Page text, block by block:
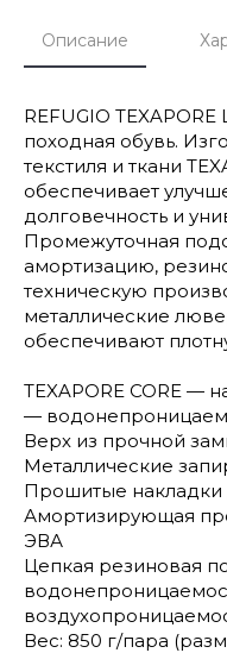
Описание
REFUGIO
походная обувь.
текстиля и ткани
обеспечивает
долговечность и
Промежуточная
амортизацию,
техническую
металлические
обеспечивают
TEXAPORE CORE —
—
Верх из прочной
Металлические
Прошитые накладки
Амортизирующая
ЭВА
Цепкая резиновая
Вес: 850 г/пара